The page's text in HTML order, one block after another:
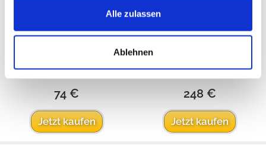
Alle zulassen
Ablehnen
74 €
Jetzt kaufen
248 €
Jetzt kaufen